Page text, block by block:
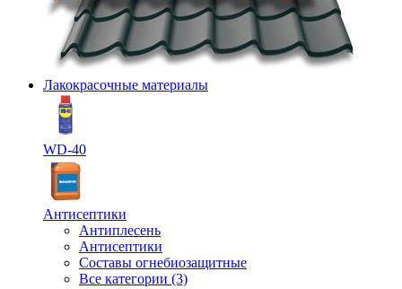
Лакокрасочные материалы
WD-40
Антисептики
Антиплесень
Антисептики
Составы огнебиозащитные
Все категории (3)